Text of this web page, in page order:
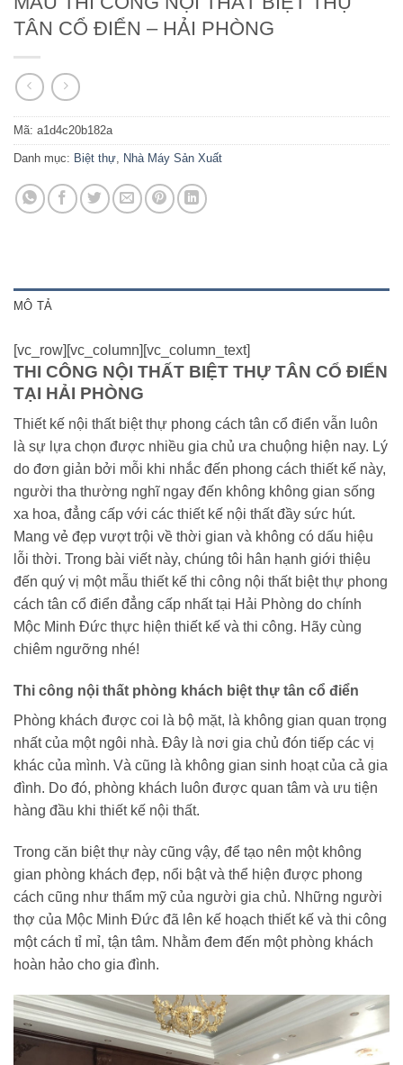
TÂN CỔ ĐIỂN – HẢI PHÒNG
Mã: a1d4c20b182a
Danh mục: Biệt thự Nhà Máy Sản Xuất
MÔ TẢ
[vc_row][vc_column][vc_column_text]
THI CÔNG NỘI THẤT BIỆT THỰ TÂN CỔ ĐIỂN
TẠI HẢI PHÒNG
Thiết kế nội thất biệt thự phong cách tân cổ điển vẫn luôn
là sự lựa chọn được nhiều gia chủ ưa chuộng hiện nay. Lý
do đơn giản bởi mỗi khi nhắc đến phong cách thiết kế này,
người tha thường nghĩ ngay đến không không gian sống
xa hoa, đẳng cấp với các thiết kế nội thất đầy sức hút.
Mang vẻ đẹp vượt trội về thời gian và không có dấu hiệu
lỗi thời. Trong bài viết này, chúng tôi hân hạnh giới thiệu
đến quý vị một mẫu thiết kế thi công nội thất biệt thự phong
cách tân cổ điển đẳng cấp nhất tại Hải Phòng do chính
Mộc Minh Đức thực hiện thiết kế và thi công. Hãy cùng
chiêm ngưỡng nhé!
Thi công nội thất phòng khách biệt thự tân cổ điển
Phòng khách được coi là bộ mặt, là không gian quan trọng
nhất của một ngôi nhà. Đây là nơi gia chủ đón tiếp các vị
khác của mình. Và cũng là không gian sinh hoạt của cả gia
đình. Do đó, phòng khách luôn được quan tâm và ưu tiện
hàng đầu khi thiết kế nội thất.
Trong căn biệt thự này cũng vậy, để tạo nên một không
gian phòng khách đẹp, nổi bật và thể hiện được phong
cách cũng như thẩm mỹ của người gia chủ. Những người
thợ của Mộc Minh Đức đã lên kế hoạch thiết kế và thi công
một cách tỉ mỉ, tận tâm. Nhằm đem đến một phòng khách
hoàn hảo cho gia đình.